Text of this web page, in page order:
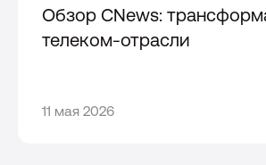
Обзор CNews:
телеком-отрасли
11 мая 202611